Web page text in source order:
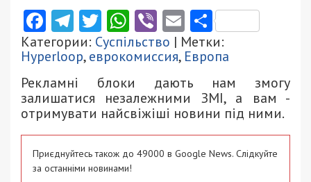
Facebook
Telegram
Twitter
WhatsApp
ViberEmail
Категории: Суспільство | Метки:
Hyperloop,еврокомиссия, Европа
Рекламні блоки дають нам змогу
залишатися незалежними ЗМІ, а вам -
отримувати найсвіжіші новини під ними.
Приєднуйтесь також до 49000 в Google News. Слідкуйте
за останніми новинами!